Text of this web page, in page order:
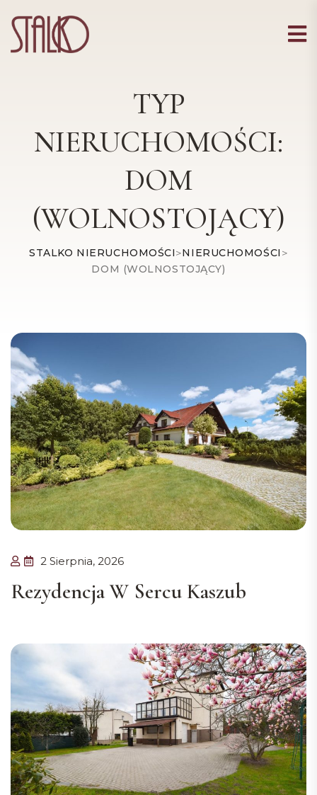
TYP
NIERUCHOMOŚCI:
DOM
(WOLNOSTOJĄCY)
STALKO NIERUCHOMOŚCI>NIERUCHOMOŚCI >
DOM (WOLNOSTOJĄCY)
2 Sierpnia, 2026
Rezydencja W Sercu Kaszub